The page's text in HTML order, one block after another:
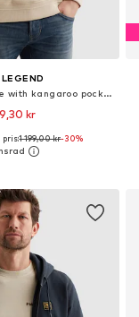
LEGEND
Sweatshirt 'Hoodie with kangaroo pocket and badge'
kr
M, L, XL, XXL, XXXL
pris:1 199,00 kr-30%